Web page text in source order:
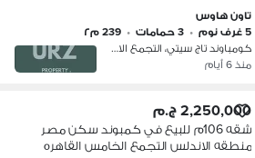
دقايق من سوان ليك و بالقرب من مفيدا و
سوديك
تاون هاوس
5 غرف نوم
• 3 حمامات • 239 م٢
كومباوند تاج سيتي، التجمع الاول
منذ 6 أيام
2,250,000 ج.م
شقه 106م للبيع في كمبوند سكن مصر
منطقه الاندلس التجمع الخامس القاهره